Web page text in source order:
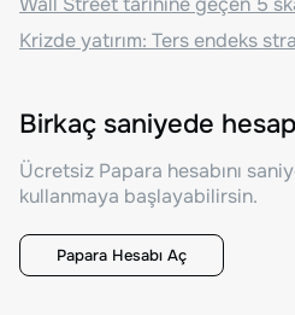
Krizde yatırım: Ters endeks
Birkaç saniyede
Ücretsiz Papara hesabını
kullanmaya başlayabilirsin.
Papara Hesabı Aç